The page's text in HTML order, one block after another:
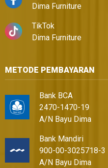
Dima Furniture
TikTok
Dima Furniture
METODE PEMBAYARAN
Bank BCA
2470-1470-19
A/N Bayu Dima
Bank Mandiri
900-00-3025718-3
A/N Bayu Dima